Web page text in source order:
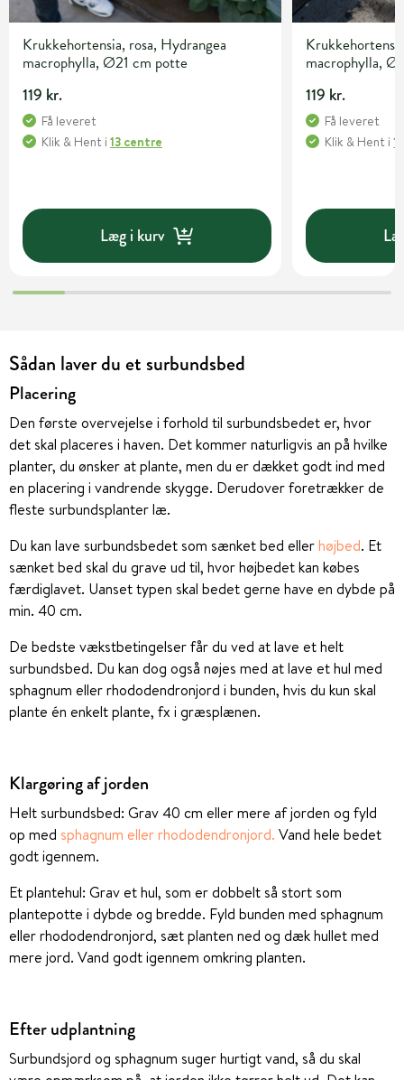
Krukkehortensia, rosa, Hydrangea
macrophylla, Ø21 cm potte
119 kr.
Få leveret
Klik & Hent i 13 centre
Læg i kurv
macrophylla,
119 kr.
Få leveret
Klik & Hent i
Sådan laver du et surbundsbed
Placering
Den første overvejelse i forhold til surbundsbedet er, hvor
det skal placeres i haven. Det kommer naturligvis an på hvilke
planter, du ønsker at plante, men du er dækket godt ind med
en placering i vandrende skygge. Derudover foretrækker de
fleste surbundsplanter læ.
Du kan lave surbundsbedet som sænket bed ellerhøjbed. Et
sænket bed skal du grave ud til, hvor højbedet kan købes
færdiglavet. Uanset typen skal bedet gerne have en dybde på
min. 40 cm.
De bedste vækstbetingelser får du ved at lave et helt
surbundsbed. Du kan dog også nøjes med at lave et hul med
sphagnum eller rhododendronjord i bunden, hvis du kun skal
plante én enkelt plante, fx i græsplænen.
Klargøring af jorden
Helt surbundsbed: Grav 40 cm eller mere af jorden og fyld
op med sphagnum eller rhododendronjord. Vand hele bedet
godt igennem.
Et plantehul: Grav et hul, som er dobbelt så stort som
plantepotte i dybde og bredde. Fyld bunden med sphagnum
eller rhododendronjord, sæt planten ned og dæk hullet med
mere jord. Vand godt igennem omkring planten.
Efter udplantning
Surbundsjord og sphagnum suger hurtigt vand, så du skal